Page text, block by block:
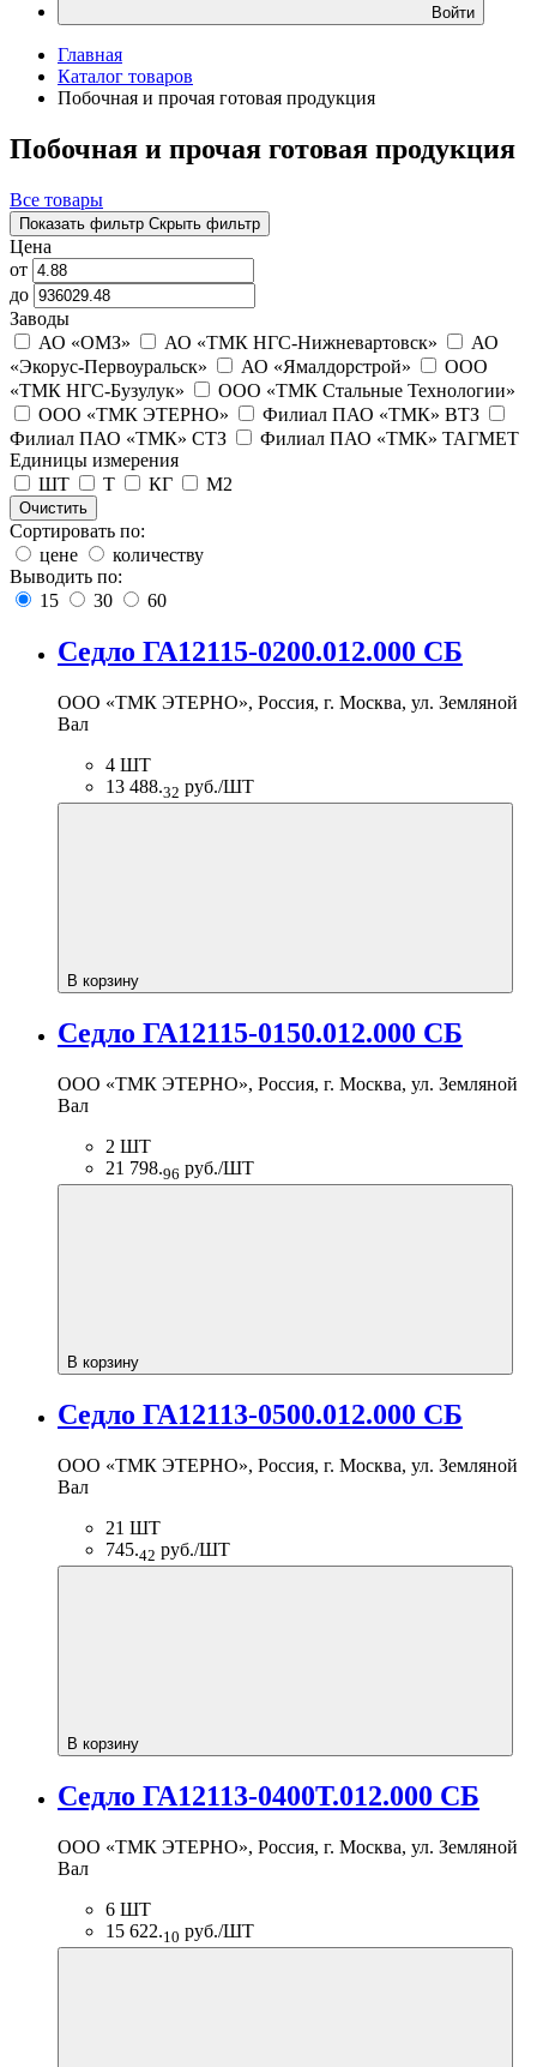
Войти
Главная
Каталог товаров
Побочная и прочая готовая продукция
Побочная и прочая готовая продукция
Все товары
Показать фильтр Скрыть фильтр
Цена
от
до
Заводы
АО «ОМЗ»
АО «ТМК НГС-Нижневартовск»
АО
«Экорус-Первоуральск»
АО «Ямалдорстрой»
ООО
«ТМК НГС-Бузулук»
ООО «ТМК Стальные Технологии»
ООО «ТМК ЭТЕРНО»
Филиал ПАО «ТМК» ВТЗ
Филиал ПАО «ТМК» СТЗ
Филиал ПАО «ТМК» ТАГМЕТ
Единицы измерения
ШТ
Т КГ М2
Очистить
Сортировать по:
цене
количеству
Выводить по:
15
30 60
Седло ГА12115-0200.012.000 СБ
ООО «ТМК ЭТЕРНО», Россия, г. Москва, ул. Земляной
Вал
4 ШТ
13 488.32 руб./ШТ
В корзину
Седло ГА12115-0150.012.000 СБ
ООО «ТМК ЭТЕРНО», Россия, г. Москва, ул. Земляной
Вал
2 ШТ
21 798.96 руб./ШТ
В корзину
Седло ГА12113-0500.012.000 СБ
ООО «ТМК ЭТЕРНО», Россия, г. Москва, ул. Земляной
Вал
21 ШТ
745.42 руб./ШТ
В корзину
Седло ГА12113-0400Т.012.000 СБ
ООО «ТМК ЭТЕРНО», Россия, г. Москва, ул. Земляной
Вал
6 ШТ
15 622.10 руб./ШТ